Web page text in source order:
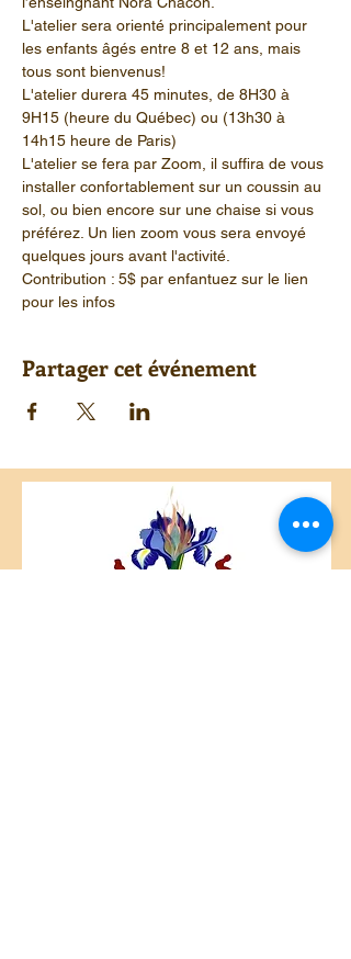
L'atelier sera orienté principalement pour
les enfants âgés entre 8 et 12 ans, mais
tous sont bienvenus!
L'atelier durera 45 minutes, de 8H30 à
9H15 (heure du Québec) ou (13h30 à
14h15 heure de Paris)
L'atelier se fera par Zoom, il suffira de vous
installer confortablement sur un coussin au
sol, ou bien encore sur une chaise si vous
préférez. Un lien zoom vous sera envoyé
quelques jours avant l'activité.
Contribution : 5$ par enfantuez sur le lien
pour les infos
Partager cet événement